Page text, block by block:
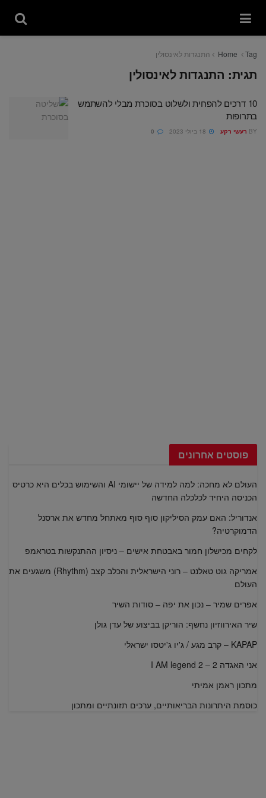
Home Tag התנגדות לאינסולין
תגית: התנגדות לאינסולין
10 דרכים להפחית ולשלוט בסוכרת מבלי להשתמש
בתרופות
BY רעשי רקע
פוסטים אחרונים
העולם לא מחכה: למה למידה של יישומי AI והשימוש בכלים היא כרטיס
הכניסה היחיד לכלכלה החדשה
אנדוריל: האם עמק הסיליקון סוף סוף מאתחל מחדש את ארסנל
הדמוקרטיה?
לקחים מכישלון חמור באבטחת אישים – ניסיון ההתנקשות בטראמפ
אמריקה גוט טאלנט – רוני הישראלית והכלב קצב (Rhythm) משגעים את
העולם
אפרים שמיר – נכון את יפה – סודות השיר
שיר האירווזיון נחשף: הוריקן בביצוע של עדן גולן
KAPAP – קרב מגע / ג'יו ג'יטסו ישראלי
אני האגדה 2 – I AM legend 2
מתכון ראמן אמיתי
כוסמת היתרונות הבריאותיים, ערכים תזונתיים ומתכון